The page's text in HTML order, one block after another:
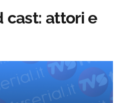
cast: attori e